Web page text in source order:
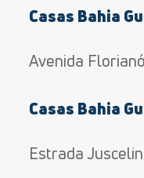
Casas Bahia
Avenida
Casas Bahia
Estrada